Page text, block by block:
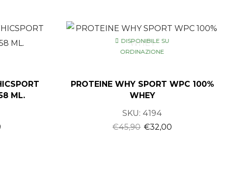
ML.
DISPONIBILE SU
ORDINAZIONE
PROTEINE WHY SPORT WPC 100%
WHEY
SKU: 4194
€45,90 €32,00